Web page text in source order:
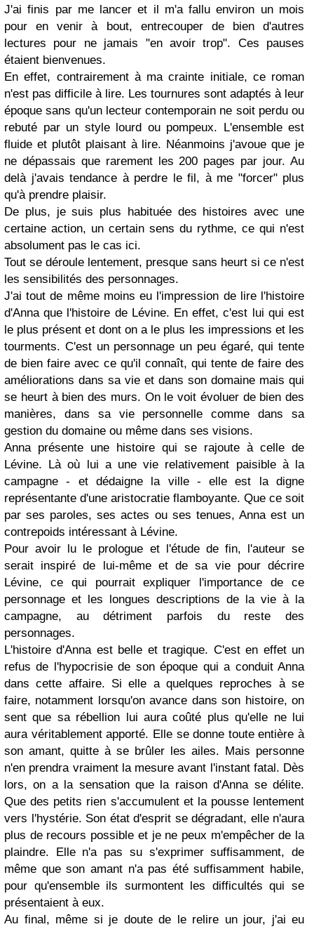
J'ai finis par me lancer et il m'a fallu environ un mois
pour en venir à bout, entrecouper de bien d'autres
lectures pour ne jamais "en avoir trop". Ces pauses
étaient bienvenues.
En effet, contrairement à ma crainte initiale, ce roman
n'est pas difficile à lire. Les tournures sont adaptés à leur
époque sans qu'un lecteur contemporain ne soit perdu ou
rebuté par un style lourd ou pompeux. L'ensemble est
fluide et plutôt plaisant à lire. Néanmoins j'avoue que je
ne dépassais que rarement les 200 pages par jour. Au
delà j'avais tendance à perdre le fil, à me "forcer" plus
qu'à prendre plaisir.
De plus, je suis plus habituée des histoires avec une
certaine action, un certain sens du rythme, ce qui n'est
absolument pas le cas ici.
Tout se déroule lentement, presque sans heurt si ce n'est
les sensibilités des personnages.
J'ai tout de même moins eu l'impression de lire l'histoire
d'Anna que l'histoire de Lévine. En effet, c'est lui qui est
le plus présent et dont on a le plus les impressions et les
tourments. C'est un personnage un peu égaré, qui tente
de bien faire avec ce qu'il connaît, qui tente de faire des
améliorations dans sa vie et dans son domaine mais qui
se heurt à bien des murs. On le voit évoluer de bien des
manières, dans sa vie personnelle comme dans sa
gestion du domaine ou même dans ses visions.
Anna présente une histoire qui se rajoute à celle de
Lévine. Là où lui a une vie relativement paisible à la
campagne - et dédaigne la ville - elle est la digne
représentante d'une aristocratie flamboyante. Que ce soit
par ses paroles, ses actes ou ses tenues, Anna est un
contrepoids intéressant à Lévine.
Pour avoir lu le prologue et l'étude de fin, l'auteur se
serait inspiré de lui-même et de sa vie pour décrire
Lévine, ce qui pourrait expliquer l'importance de ce
personnage et les longues descriptions de la vie à la
campagne, au détriment parfois du reste des
personnages.
L'histoire d'Anna est belle et tragique. C'est en effet un
refus de l'hypocrisie de son époque qui a conduit Anna
dans cette affaire. Si elle a quelques reproches à se
faire, notamment lorsqu'on avance dans son histoire, on
sent que sa rébellion lui aura coûté plus qu'elle ne lui
aura véritablement apporté. Elle se donne toute entière à
son amant, quitte à se brûler les ailes. Mais personne
n'en prendra vraiment la mesure avant l'instant fatal. Dès
lors, on a la sensation que la raison d'Anna se délite.
Que des petits rien s'accumulent et la pousse lentement
vers l'hystérie. Son état d'esprit se dégradant, elle n'aura
plus de recours possible et je ne peux m'empêcher de la
plaindre. Elle n'a pas su s'exprimer suffisamment, de
même que son amant n'a pas été suffisamment habile,
pour qu'ensemble ils surmontent les difficultés qui se
présentaient à eux.
Au final, même si je doute de le relire un jour, j'ai eu